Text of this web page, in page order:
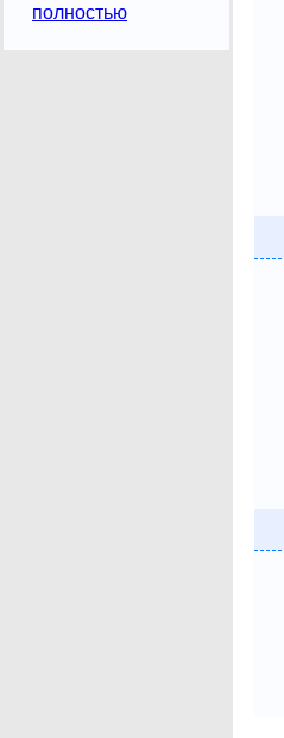
полностью